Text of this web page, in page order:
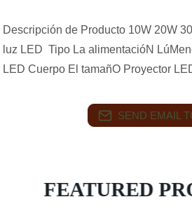
Descripción de Producto 10W 20W
luz LED Tipo La alimentacióN
LED Cuerpo El tamañO Proyector
SEND EMAIL
FEATURED